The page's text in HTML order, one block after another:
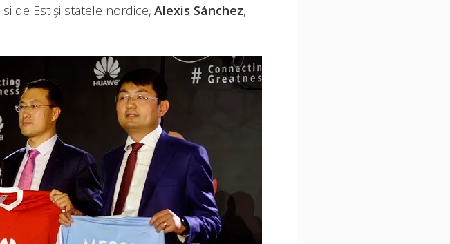
de Est și statele nordice,Alexis Sánchez,